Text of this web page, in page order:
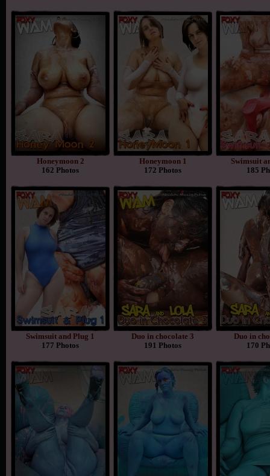
Honeymoon 2
162 Photos
Honeymoon 1
172 Photos
Swimsuit
185
Swimsuit and Plug 1
177 Photos
Duo in chocolate 3
191 Photos
Duo in
170